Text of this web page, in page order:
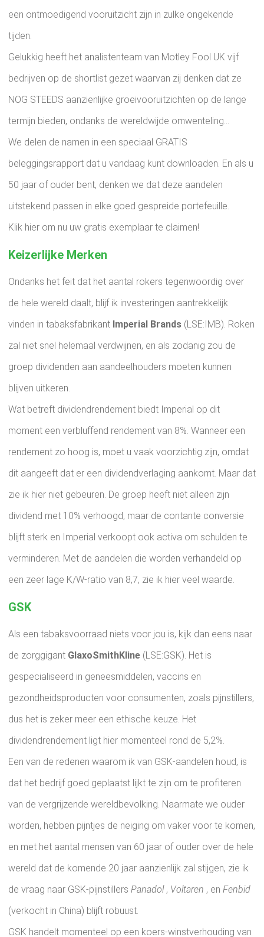
een ontmoedigend vooruitzicht zijn in zulke ongekende
tijden.
Gelukkig heeft het analistenteam van Motley Fool UK vijf
bedrijven op de shortlist gezet waarvan zij denken dat ze
NOG STEEDS aanzienlijke groeivooruitzichten op de lange
termijn bieden, ondanks de wereldwijde omwenteling...
We delen de namen in een speciaal GRATIS
beleggingsrapport dat u vandaag kunt downloaden. En als u
50 jaar of ouder bent, denken we dat deze aandelen
uitstekend passen in elke goed gespreide portefeuille.
Klik hier om nu uw gratis exemplaar te claimen!
Keizerlijke Merken
Ondanks het feit dat het aantal rokers tegenwoordig over
de hele wereld daalt, blijf ik investeringen aantrekkelijk
vinden in tabaksfabrikant Imperial Brands (LSE:IMB). Roken
zal niet snel helemaal verdwijnen, en als zodanig zou de
groep dividenden aan aandeelhouders moeten kunnen
blijven uitkeren.
Wat betreft dividendrendement biedt Imperial op dit
moment een verbluffend rendement van 8%. Wanneer een
rendement zo hoog is, moet u vaak voorzichtig zijn, omdat
dit aangeeft dat er een dividendverlaging aankomt. Maar dat
zie ik hier niet gebeuren. De groep heeft niet alleen zijn
dividend met 10% verhoogd, maar de contante conversie
blijft sterk en Imperial verkoopt ook activa om schulden te
verminderen. Met de aandelen die worden verhandeld op
een zeer lage K/W-ratio van 8,7, zie ik hier veel waarde.
GSK
Als een tabaksvoorraad niets voor jou is, kijk dan eens naar
de zorggigant GlaxoSmithKline (LSE:GSK). Het is
gespecialiseerd in geneesmiddelen, vaccins en
gezondheidsproducten voor consumenten, zoals pijnstillers,
dus het is zeker meer een ethische keuze. Het
dividendrendement ligt hier momenteel rond de 5,2%.
Een van de redenen waarom ik van GSK-aandelen houd, is
dat het bedrijf goed geplaatst lijkt te zijn om te profiteren
van de vergrijzende wereldbevolking. Naarmate we ouder
worden, hebben pijntjes de neiging om vaker voor te komen,
en met het aantal mensen van 60 jaar of ouder over de hele
wereld dat de komende 20 jaar aanzienlijk zal stijgen, zie ik
de vraag naar GSK-pijnstillers Panadol , Voltaren , en Fenbid
(verkocht in China) blijft robuust.
GSK handelt momenteel op een koers-winstverhouding van